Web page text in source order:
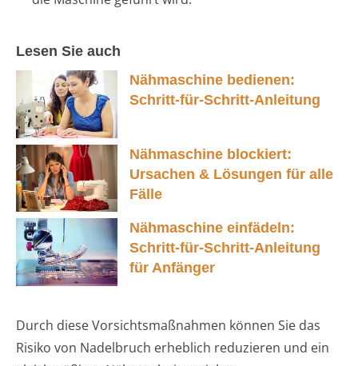
Lesen Sie auch
Nähmaschine bedienen:
Schritt-für-Schritt-Anleitung
Nähmaschine blockiert:
Ursachen & Lösungen für alle
Fälle
Nähmaschine einfädeln:
Schritt-für-Schritt-Anleitung
für Anfänger
Durch diese Vorsichtsmaßnahmen können Sie das
Risiko von Nadelbruch erheblich reduzieren und ein